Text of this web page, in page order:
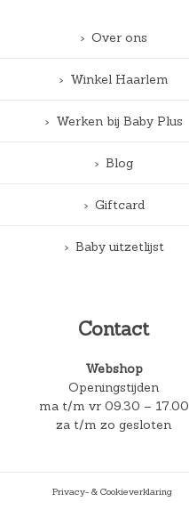
Over ons
Winkel Haarlem
Werken bij Baby Plus
Blog
Giftcard
Baby uitzetlijst
Contact
Webshop
Openingstijden
ma t/m vr 09.30 – 17.00
za t/m zo gesloten
Privacy- & Cookieverklaring